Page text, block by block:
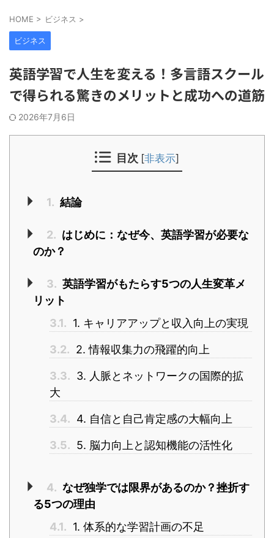
HOME > ビジネス >
ビジネス
英語学習で人生を変える！多言語スクール
で得られる驚きのメリットと成功への道筋
2026年7月6日
目次 [非表示]
1. 結論
2. はじめに：なぜ今、英語学習が必要な
のか？
3. 英語学習がもたらす5つの人生変革メ
リット
3.1. 1. キャリアアップと収入向上の実現
3.2. 2. 情報収集力の飛躍的向上
3.3. 3. 人脈とネットワークの国際的拡
大
3.4. 4. 自信と自己肯定感の大幅向上
3.5. 5. 脳力向上と認知機能の活性化
4. なぜ独学では限界があるのか？挫折す
る5つの理由
4.1. 1. 体系的な学習計画の不足